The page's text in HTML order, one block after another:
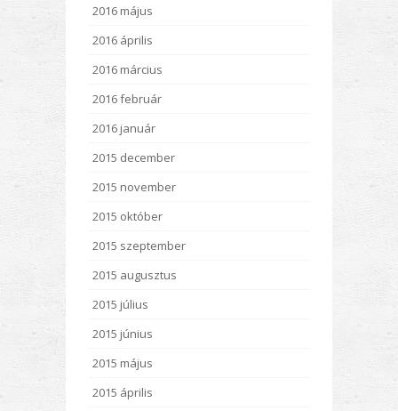
2016 május
2016 április
2016 március
2016 február
2016 január
2015 december
2015 november
2015 október
2015 szeptember
2015 augusztus
2015 július
2015 június
2015 május
2015 április